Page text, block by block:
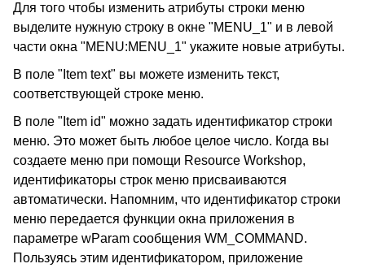
Для того чтобы изменить атрибуты строки меню
выделите нужную строку в окне "MENU_1" и в левой
части окна "MENU:MENU_1" укажите новые атрибуты.
В поле "Item text" вы можете изменить текст,
соответствующей строке меню.
В поле "Item id" можно задать идентификатор строки
меню. Это может быть любое целое число. Когда вы
создаете меню при помощи Resource Workshop,
идентификаторы строк меню присваиваются
автоматически. Напомним, что идентификатор строки
меню передается функции окна приложения в
параметре wParam сообщения WM_COMMAND.
Пользуясь этим идентификатором, приложение